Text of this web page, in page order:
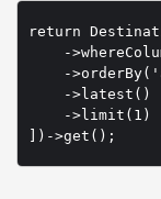
return
-
-
    ->latest()
    ->limit(1)
])->get();